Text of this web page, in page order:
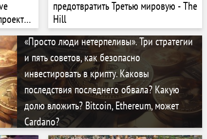
в
предотвратить Третью мировую - The
Hill
«Просто люди нетерпеливы». Три стратегии
и пять советов, как безопасно
инвестировать в крипту. Каковы
последствия последнего обвала? Какую
долю вложить? Bitcoin, Ethereum, может
Cardano?